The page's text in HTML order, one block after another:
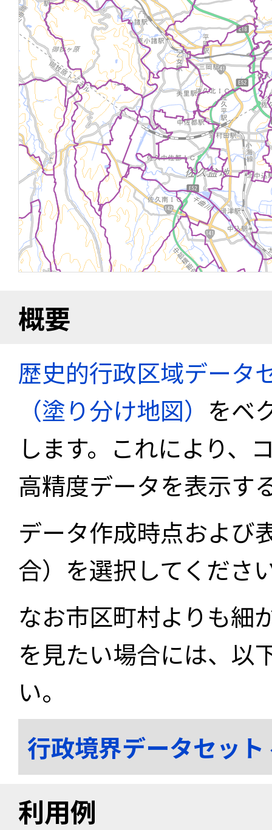
概要
歴史的行政区域データ
（塗り分け地図） をベ
します。これにより、
高精度データを表示す
データ作成時点および
合）を選択してくださ
なお市区町村よりも細
を見たい場合には、以
い。
行政境界データセッ
利用例